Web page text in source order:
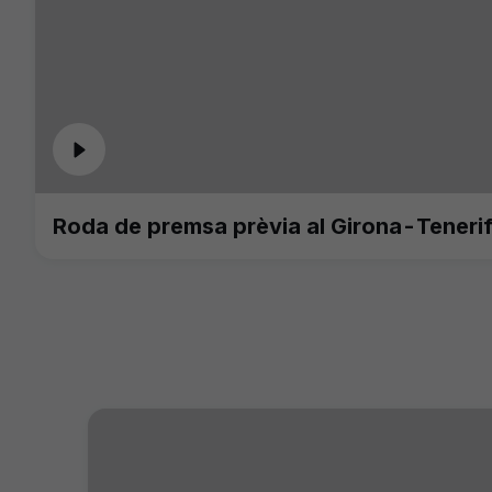
Roda de premsa prèvia al Girona-